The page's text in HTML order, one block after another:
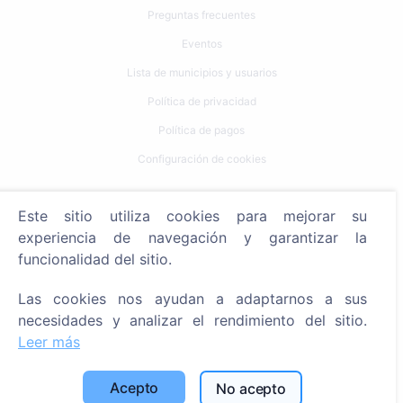
Preguntas frecuentes
Eventos
Lista de municipios y usuarios
Política de privacidad
Política de pagos
Configuración de cookies
Buscar fallecidos
Buscar cementerios
Servicios
SIA "CEMETY", LV40103618951
Este sitio utiliza cookies para mejorar su
experiencia de navegación y garantizar la
funcionalidad del sitio.
Las cookies nos ayudan a adaptarnos a sus
necesidades y analizar el rendimiento del sitio.
Leer más
Acepto No acepto